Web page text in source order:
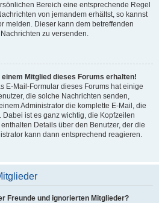
Bereich eine entsprechende Regel
von jemandem erhältst, so kannst
melden. Dieser kann dem betreffenden
zu versenden.
einem Mitglied dieses Forums erhalten!
E-Mail-Formular dieses Forums hat einige
die solche Nachrichten senden,
Administrator die komplette E-Mail, die
ist es ganz wichtig, die Kopfzeilen
Details über den Benutzer, der die
kann dann entsprechend reagieren.
Freunde und ignorierten Mitglieder?